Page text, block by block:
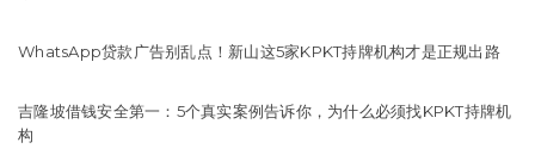
WhatsApp贷款广告别乱点！新山这5家KPKT持牌机构才是正规出路
吉隆坡借钱安全第一：5个真实案例告诉你，为什么必须找KPKT持牌机
构